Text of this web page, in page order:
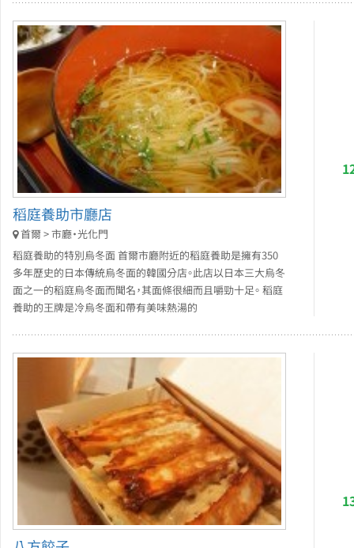
稻庭養助市廳店
首爾 > 市廳・光化門
稻庭養助的特別烏冬面 首爾市廳附近的稻庭養助是擁有350
多年歷史的日本傳統烏冬面的韓國分店。此店以日本三大烏冬
面之一的稻庭烏冬面而聞名，其面條很細而且嚼勁十足。 稻庭
養助的王牌是冷烏冬面和帶有美味熱湯的